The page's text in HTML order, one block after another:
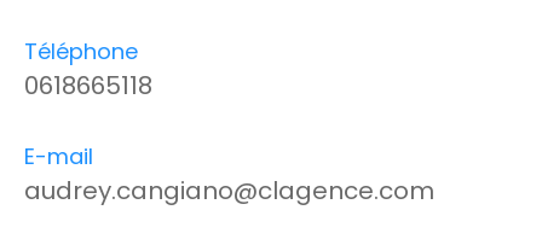
Téléphone
0618665118
E-mail
audrey.cangiano@clagence.com